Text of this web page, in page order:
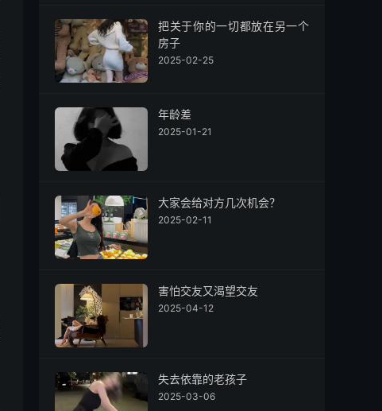
把关于你的一切都放在另一个
房子
2025-02-25
年龄差
2025-01-21
大家会给对方几次机会？
2025-02-11
害怕交友又渴望交友
2025-04-12
失去依靠的老孩子
2025-03-06